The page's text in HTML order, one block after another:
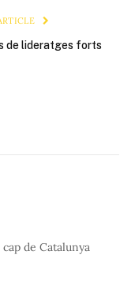
de lideratges forts
de Catalunya